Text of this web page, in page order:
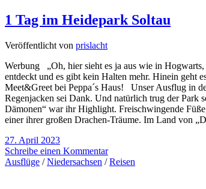
1 Tag im Heidepark Soltau
Veröffentlicht von prislacht
Werbung „Oh, hier sieht es ja aus wie in Hogwarts,
entdeckt und es gibt kein Halten mehr. Hinein geht
Meet&Greet bei Peppa´s Haus! Unser Ausflug in
Regenjacken sei Dank. Und natürlich trug der Park
Dämonen“ war ihr Highlight. Freischwingende
einer ihrer großen Drachen-Träume. Im Land von
27. April 2023
Schreibe einen Kommentar
Ausflüge /Niedersachsen /Reisen